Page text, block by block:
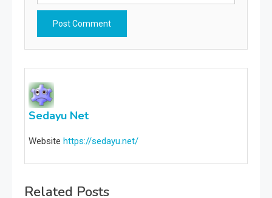
Sedayu Net
Website https://sedayu.net/
Related Posts